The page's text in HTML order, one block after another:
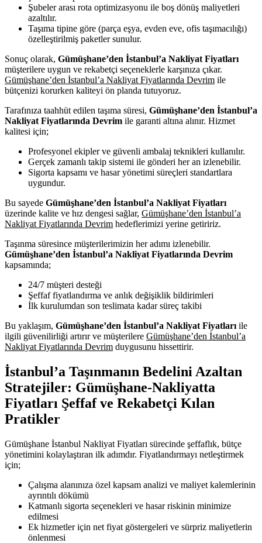
Şubeler arası rota optimizasyonu ile boş dönüş maliyetleri
azaltılır.
Taşıma tipine göre (parça eşya, evden eve, ofis taşımacılığı)
özelleştirilmiş paketler sunulur.
Sonuç olarak, Gümüşhane’den İstanbul’a Nakliyat Fiyatları
müşterilere uygun ve rekabetçi seçeneklerle karşınıza çıkar.
Gümüşhane’den İstanbul’a Nakliyat Fiyatlarında Devrim ile
bütçenizi korurken kaliteyi ön planda tutuyoruz.
Tarafınıza taahhüt edilen taşıma süresi, Gümüşhane’den İstanbul’a
Nakliyat Fiyatlarında Devrim ile garanti altına alınır. Hizmet
kalitesi için;
Profesyonel ekipler ve güvenli ambalaj teknikleri kullanılır.
Gerçek zamanlı takip sistemi ile gönderi her an izlenebilir.
Sigorta kapsamı ve hasar yönetimi süreçleri standartlara
uygundur.
Bu sayede Gümüşhane’den İstanbul’a Nakliyat Fiyatları
üzerinde kalite ve hız dengesi sağlar, Gümüşhane’den İstanbul’a
Nakliyat Fiyatlarında Devrim hedeflerimizi yerine getiririz.
Taşınma süresince müşterilerimizin her adımı izlenebilir.
Gümüşhane’den İstanbul’a Nakliyat Fiyatlarında Devrim
kapsamında;
24/7 müşteri desteği
Şeffaf fiyatlandırma ve anlık değişiklik bildirimleri
İlk kurulumdan son teslimata kadar süreç takibi
Bu yaklaşım, Gümüşhane’den İstanbul’a Nakliyat Fiyatları ile
ilgili güvenilirliği artırır ve müşterilere Gümüşhane’den İstanbul’a
Nakliyat Fiyatlarında Devrim duygusunu hissettirir.
İstanbul’a Taşınmanın Bedelini Azaltan
Stratejiler: Gümüşhane-Nakliyatta
Fiyatları Şeffaf ve Rekabetçi Kılan
Pratikler
Gümüşhane İstanbul Nakliyat Fiyatları sürecinde şeffaflık, bütçe
yönetimini kolaylaştıran ilk adımdır. Fiyatlandırmayı netleştirmek
için;
Çalışma alanınıza özel kapsam analizi ve maliyet kalemlerinin
ayrıntılı dökümü
Katmanlı sigorta seçenekleri ve hasar riskinin minimize
edilmesi
Ek hizmetler için net fiyat göstergeleri ve sürpriz maliyetlerin
önlenmesi